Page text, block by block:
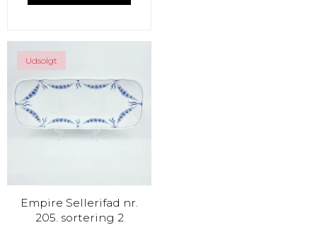
Udsolgt
Empire Sellerifad nr.
205. sortering 2